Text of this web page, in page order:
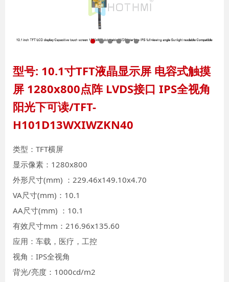
型号: 10.1寸TFT液晶显示屏 电容式触摸
屏 1280x800点阵 LVDS接口 IPS全视角
阳光下可读/TFT-
H101D13WXIWZKN40
类型：TFT横屏
显示像素：1280x800
外形尺寸(mm) ：229.46x149.10x4.70
VA尺寸(mm)：10.1
AA尺寸(mm) ：10.1
有效尺寸mm：216.96x135.60
应用：车载，医疗，工控
视角：IPS全视角
背光/亮度：1000cd/m2